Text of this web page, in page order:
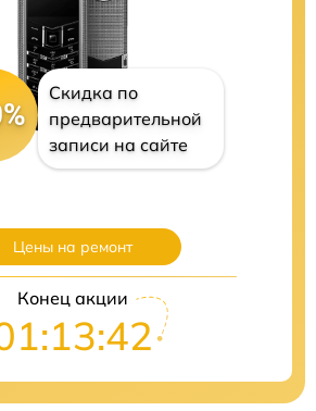
Скидка по
предварительной
записи на сайте
Цены на ремонт
Конец акции